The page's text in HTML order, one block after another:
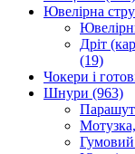
Ювелірна
Дріт
(19)
Чокери і
Шнури (963)